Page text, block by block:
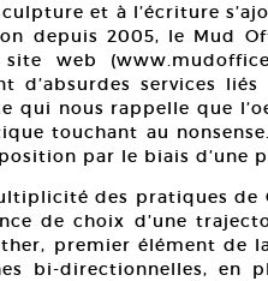
et à l’écriture
depuis 2005, le Mud
web
d’absurdes services
qui nous rappelle que
touchant au
par le biais d’une
des pratiques de
de choix d’une
premier élément de
bi-directionnelles, en